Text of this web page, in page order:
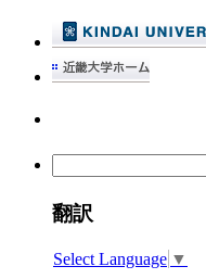
翻訳
Select Language ▼